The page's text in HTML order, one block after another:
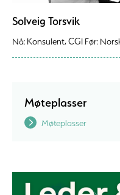
Solveig Torsvik
Nå: Konsulent, CGI Før:
Møteplasser
Møteplasser